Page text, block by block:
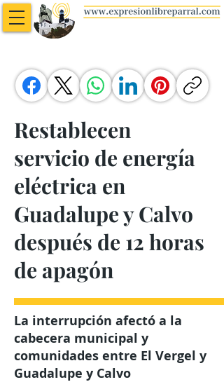
Restablecen
servicio de energía
eléctrica en
Guadalupe y Calvo
después de 12 horas
de apagón
La interrupción afectó a la
cabecera municipal y
comunidades entre El Vergel y
Guadalupe y Calvo